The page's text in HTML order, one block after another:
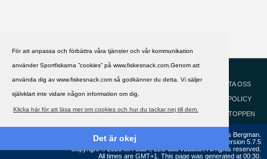
För att anpassa och förbättra våra tjänster och vår kommunikation
använder Sportfiskarna ”cookies” på www.fiskesnack.com.Genom att
använda dig av www.fiskesnack.com så godkänner du detta. Vi säljer
självklart inte vidare någon information om dig.
Klicka här för att läsa mer om cookies och hur du tackar nej till dem.
Det är okej
HJÄLP
KONTAKTA OSS
COOKIEPOLICY
GÅ TILL TOPPEN
Copyright ©2002 - 2021, FiskeSnack.com. Grundad 2002 av Anders Bergman.
Version 5.7.5
Copyright © 2026 MH Sub I, LLC dba vBulletin. All rights reserved.
All times are GMT+1. This page was generated at 00:30.